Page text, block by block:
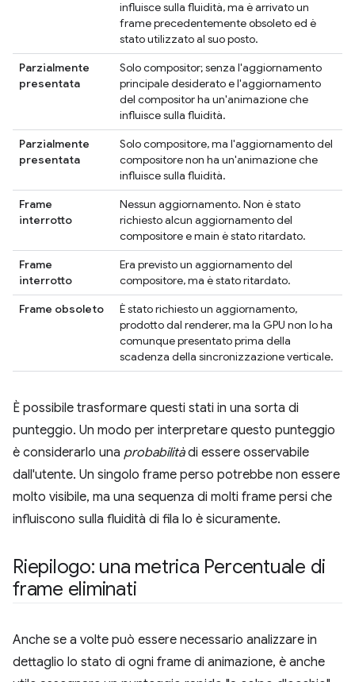
influisce sulla fluidità, ma è arrivato un
frame precedentemente obsoleto ed è
stato utilizzato al suo posto.
Parzialmente
presentata
Solo compositor; senza l'aggiornamento
principale desiderato e l'aggiornamento
del compositor ha un'animazione che
influisce sulla fluidità.
Parzialmente
presentata
Solo compositore, ma l'aggiornamento del
compositore non ha un'animazione che
influisce sulla fluidità.
Frame
interrotto
Nessun aggiornamento. Non è stato
richiesto alcun aggiornamento del
compositore e main è stato ritardato.
Frame
interrotto
Era previsto un aggiornamento del
compositore, ma è stato ritardato.
Frame obsoleto
È stato richiesto un aggiornamento,
prodotto dal renderer, ma la GPU non lo ha
comunque presentato prima della
scadenza della sincronizzazione verticale.
È possibile trasformare questi stati in una sorta di
punteggio. Un modo per interpretare questo punteggio
è considerarlo una probabilitàdi essere osservabile
dall'utente. Un singolo frame perso potrebbe non essere
molto visibile, ma una sequenza di molti frame persi che
influiscono sulla fluidità di fila lo è sicuramente.
Riepilogo: una metrica Percentuale di
frame eliminati
Anche se a volte può essere necessario analizzare in
dettaglio lo stato di ogni frame di animazione, è anche